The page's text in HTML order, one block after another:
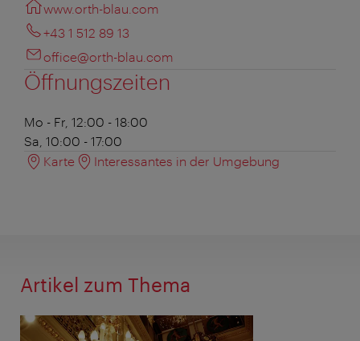
www.orth-blau.com
+43 1 512 89 13
office@orth-blau.com
Öffnungszeiten
Mo - Fr, 12:00 - 18:00
Sa, 10:00 - 17:00
Karte
Interessantes in der Umgebung
Artikel zum Thema